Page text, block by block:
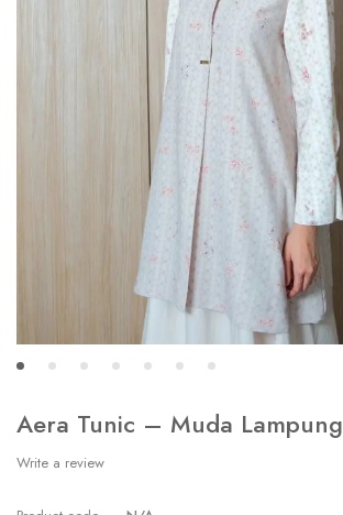
Aera Tunic – Muda Lampung
Write a review